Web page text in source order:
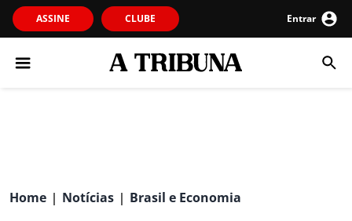
ASSINE CLUBE Entrar
Home | Notícias | Brasil e Economia